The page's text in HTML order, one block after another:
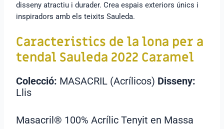
disseny atractiu i durader. Crea espais exteriors únics i
inspiradors amb els teixits Sauleda.
Caracteristics de la lona per a
tendal Sauleda 2022 Caramel
Colecció: MASACRIL (Acrílicos) Disseny:
Llis
Masacril® 100% Acrílic Tenyit en Massa